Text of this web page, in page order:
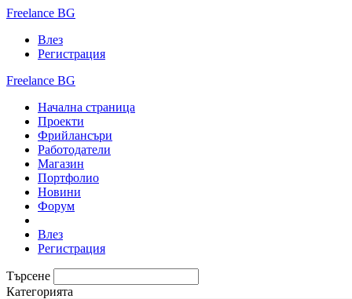
Freelance BG
Влез
Регистрация
Freelance BG
Начална страница
Проекти
Фрийлансъри
Работодатели
Магазин
Портфолио
Новини
Форум
Влез
Регистрация
Търсене
Категорията